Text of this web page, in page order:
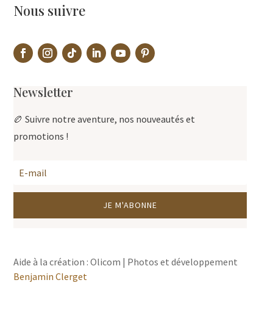
Nous suivre
Newsletter
🏉 Suivre notre aventure, nos nouveautés et
promotions !
JE M'ABONNE
Aide à la création : Olicom | Photos et développement
Benjamin Clerget